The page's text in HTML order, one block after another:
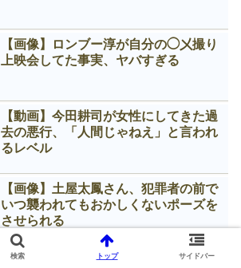
【画像】ロンブー淳が自分の◯㐅撮り
上映会してた事実、ヤバすぎる
【動画】今田耕司が女性にしてきた過
去の悪行、「人間じゃねえ」と言われ
るレベル
【画像】土屋太鳳さん、犯罪者の前で
いつ襲われてもおかしくないポーズを
させられる
【画像】20年前のガチ素人Å◯、生々
検索 トップ サイドバー